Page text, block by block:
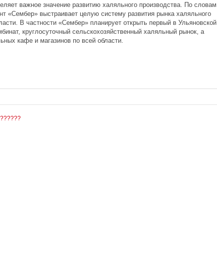
важное значение развитию халяльного производства. По словам
«Сембер» выстраивает целую систему развития рынка халяльного
В частности «Сембер» планирует открыть первый в Ульяновской
круглосуточный сельскохозяйственный халяльный рынок, а
кафе и магазинов по всей области.